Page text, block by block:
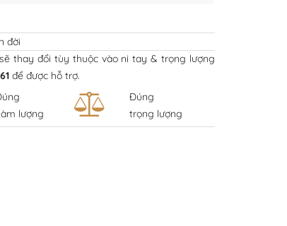
đời
thay đổi tùy thuộc vào ni tay & trọng lượng
để được hỗ trợ.
lượng
Đúng
trọng lượng